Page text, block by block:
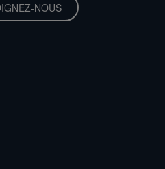
NOUS